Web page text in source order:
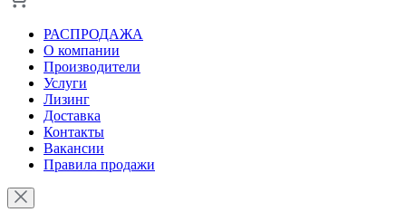
РАСПРОДАЖА
О компании
Производители
Услуги
Лизинг
Доставка
Контакты
Вакансии
Правила продажи